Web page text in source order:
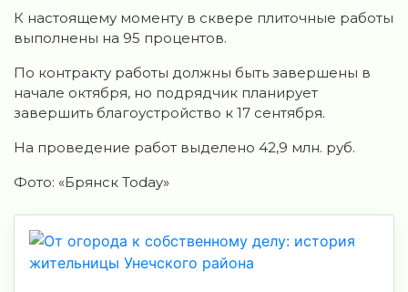
К настоящему моменту в сквере плиточные работы
выполнены на 95 процентов.
По контракту работы должны быть завершены в
начале октября, но подрядчик планирует
завершить благоустройство к 17 сентября.
На проведение работ выделено 42,9 млн. руб.
Фото: «Брянск Today»